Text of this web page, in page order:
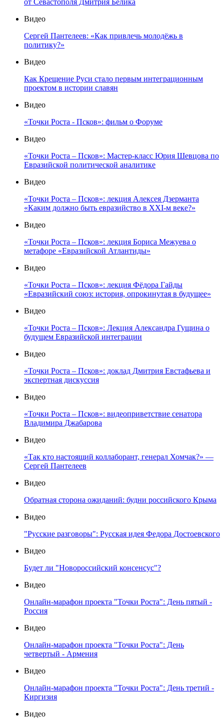
от Севастополя Дмитрия Белика
Видео
Сергей Пантелеев: «Как привлечь молодёжь в
политику?»
Видео
Как Крещение Руси стало первым интеграционным
проектом в истории славян
Видео
«Точки Роста - Псков»: фильм о Форуме
Видео
«Точки Роста – Псков»: Мастер-класс Юрия Шевцова по
Евразийской политической аналитике
Видео
«Точки Роста – Псков»: лекция Алексея Дзерманта
«Каким должно быть евразийство в XXI-м веке?»
Видео
«Точки Роста – Псков»: лекция Бориса Межуева о
метафоре «Евразийской Атлантиды»
Видео
«Точки Роста – Псков»: лекция Фёдора Гайды
«Евразийский союз: история, опрокинутая в будущее»
Видео
«Точки Роста – Псков»: Лекция Александра Гущина о
будущем Евразийской интеграции
Видео
«Точки Роста – Псков»: доклад Дмитрия Евстафьева и
экспертная дискуссия
Видео
«Точки Роста – Псков»: видеоприветствие сенатора
Владимира Джабарова
Видео
«Так кто настоящий коллаборант, генерал Хомчак?» —
Сергей Пантелеев
Видео
Обратная сторона ожиданий: будни российского Крыма
Видео
"Русские разговоры": Русская идея Федора Достоевского
Видео
Будет ли "Новороссийский консенсус"?
Видео
Онлайн-марафон проекта "Точки Роста": День пятый -
Россия
Видео
Онлайн-марафон проекта "Точки Роста": День
четвертый - Армения
Видео
Онлайн-марафон проекта "Точки Роста": День третий -
Киргизия
Видео